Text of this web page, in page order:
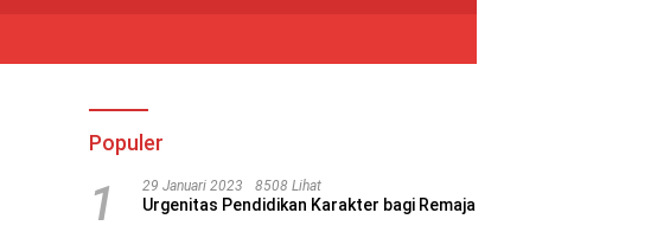
Populer
1 29 Januari 2023 8508 Lihat
Urgenitas Pendidikan Karakter bagi Remaja